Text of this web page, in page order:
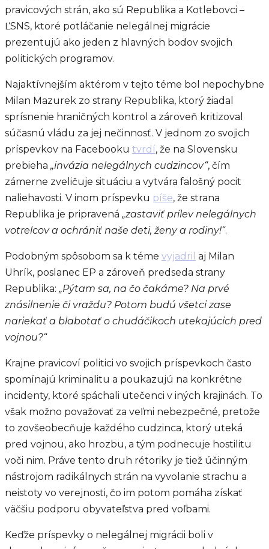
pravicových strán, ako sú Republika a Kotlebovci –
ĽSNS, ktoré potláčanie nelegálnej migrácie
prezentujú ako jeden z hlavných bodov svojich
politických programov.
Najaktívnejším aktérom v tejto téme bol nepochybne
Milan Mazurek zo strany Republika, ktorý žiadal
sprísnenie hraničných kontrol a zároveň kritizoval
súčasnú vládu za jej nečinnosť. V jednom zo svojich
príspevkov na Facebooku tvrdí, že na Slovensku
prebieha „invázia nelegálnych cudzincov“, čím
zámerne zveličuje situáciu a vytvára falošný pocit
naliehavosti. V inom príspevku píše, že strana
Republika je pripravená „zastaviť prílev nelegálnych
votrelcov a ochrániť naše deti, ženy a rodiny!“.
Podobným spôsobom sa k téme vyjadril aj Milan
Uhrík, poslanec EP a zároveň predseda strany
Republika: „Pýtam sa, na čo čakáme? Na prvé
znásilnenie či vraždu? Potom budú všetci zase
nariekať a blabotať o chudáčikoch utekajúcich pred
vojnou?“
Krajne pravicoví politici vo svojich príspevkoch často
spomínajú kriminalitu a poukazujú na konkrétne
incidenty, ktoré spáchali utečenci v iných krajinách. To
však možno považovať za veľmi nebezpečné, pretože
to zovšeobecňuje každého cudzinca, ktorý uteká
pred vojnou, ako hrozbu, a tým podnecuje hostilitu
voči nim. Práve tento druh rétoriky je tiež účinným
nástrojom radikálnych strán na vyvolanie strachu a
neistoty vo verejnosti, čo im potom pomáha získať
väčšiu podporu obyvateľstva pred voľbami.
Keďže príspevky o nelegálnej migrácii boli v